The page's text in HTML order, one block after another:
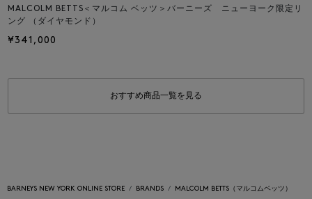
MALCOLM BETTS＜マルコム ベッツ＞バーニーズ ニューヨーク限定リ
ング （ダイヤモンド）
¥341,000
おすすめ商品一覧を見る
BARNEYS NEW YORK ONLINE STORE BRANDS MALCOLM BETTS（マルコムベッツ）